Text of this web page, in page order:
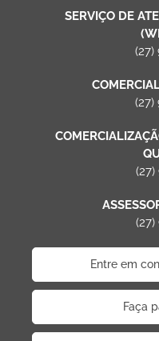
SERVIÇO DE
(27)
(27)
(27)
Entre em
Faça